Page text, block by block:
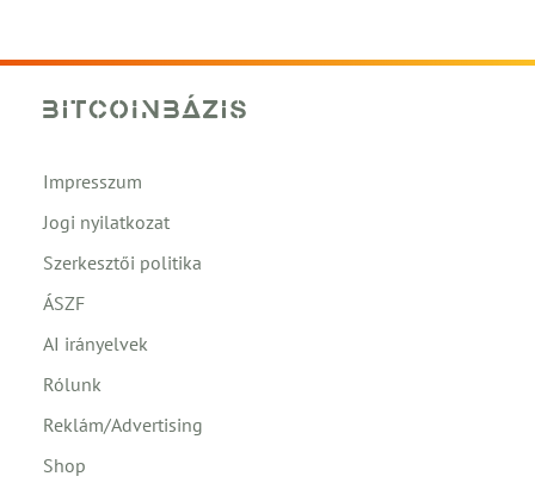
Impresszum
Jogi nyilatkozat
Szerkesztői politika
ÁSZF
AI irányelvek
Rólunk
Reklám/Advertising
Shop